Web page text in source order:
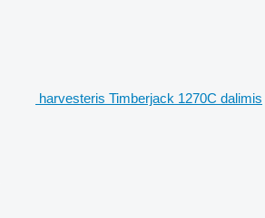
harvesteris Timberjack 1270C dalimis